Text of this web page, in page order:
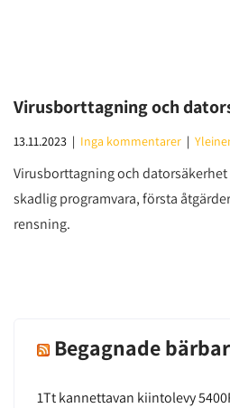
Virusborttagning och
13.11.2023 | Inga kommentarer |
Virusborttagning och datorsäkerhet
skadlig programvara, första
rensning.
Begagnade
1Tt kannettavan kiintolevy